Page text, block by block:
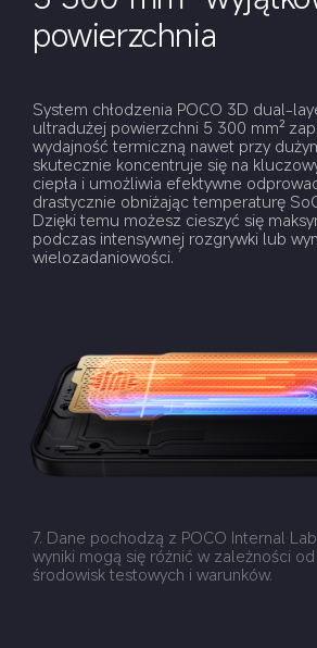
powierzchnia
System chłodzenia POCO 3D dual-
ultradużej powierzchni 5 300 mm²
wydajność termiczną nawet przy
skutecznie koncentruje się na
ciepła i umożliwia efektywne
drastycznie obniżając temperaturę
Dzięki temu możesz cieszyć się
podczas intensywnej rozgrywki lub
wielozadaniowości.
7
7. Dane pochodzą z POCO Internal
wyniki mogą się różnić w zależności
środowisk testowych i warunków.